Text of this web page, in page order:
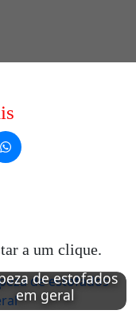
a um clique.
de estofados
em geral